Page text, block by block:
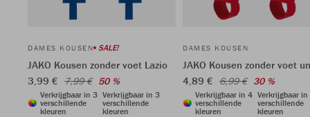
DAMES KOUSEN SALE!
JAKO Kousen zonder voet Lazio
3,99 € 7,99 € 50 %
Verkrijgbaar in 3
verschillende
kleuren
Verkrijgbaar in 3
verschillende
kleuren
DAMES KOUSEN
JAKO Kousen zonder voet
4,89 € 6,99 € 30 %
Verkrijgbaar in 4
verschillende
kleuren
Verkrijgbaar in
verschillende
kleuren